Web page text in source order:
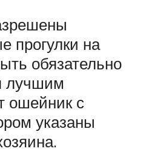
прогулки на
обязательно
лучшим
ошейник с
указаны